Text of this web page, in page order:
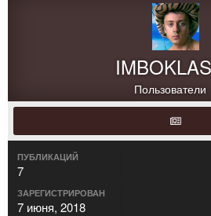
Пользователи
ПУБЛИКАЦИЙ
7
ЗАРЕГИСТРИРОВАН
7 июня, 2018